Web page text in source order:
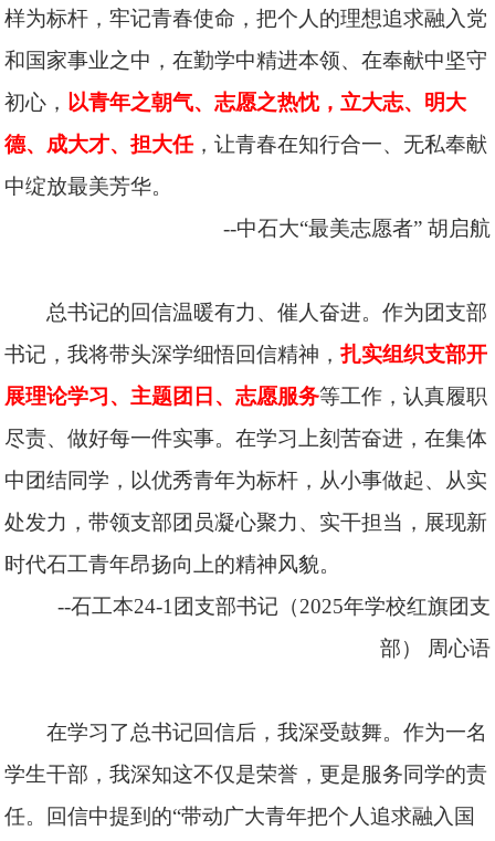
样为标杆，牢记青春使命，把个人的理想追求融入党
和国家事业之中，在勤学中精进本领、在奉献中坚守
初心， 以青年之朝气、志愿之热忱，立大志、明大
德、成大才、担大任，让青春在知行合一、无私奉献
中绽放最美芳华。
--中石大“最美志愿者” 胡启航
总书记的回信温暖有力、催人奋进。作为团支部
书记，我将带头深学细悟回信精神，扎实组织支部开
展理论学习、主题团日、志愿服务等工作，认真履职
尽责、做好每一件实事。在学习上刻苦奋进，在集体
中团结同学，以优秀青年为标杆，从小事做起、从实
处发力，带领支部团员凝心聚力、实干担当，展现新
时代石工青年昂扬向上的精神风貌。
--石工本24-1团支部书记（2025年学校红旗团支
部）
周心语
在学习了总书记回信后，我深受鼓舞。作为一名
学生干部，我深知这不仅是荣誉，更是服务同学的责
任。回信中提到的“带动广大青年把个人追求融入国